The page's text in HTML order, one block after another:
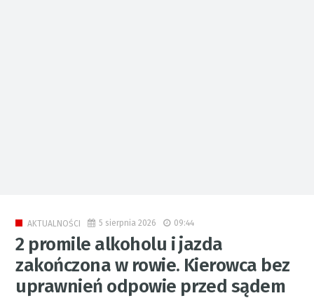
AKTUALNOŚCI 5 sierpnia 2026 09:44
2 promile alkoholu i jazda
zakończona w rowie. Kierowca bez
uprawnień odpowie przed sądem